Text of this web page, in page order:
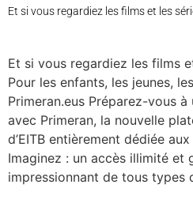
Et si vous regardiez les films et les
Et si vous regardiez les films
Pour les enfants, les jeunes,
Primeran.eus Préparez-vous
avec Primeran, la nouvelle
d’EITB entièrement dédiée
Imaginez : un accès illimité et
impressionnant de tous types